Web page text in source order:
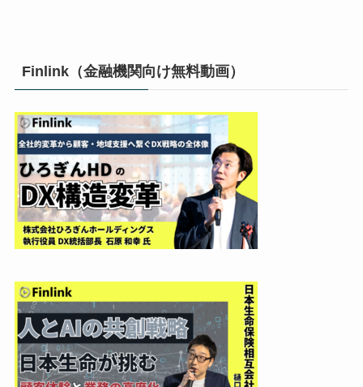
Finlink（金融機関向け無料動画）